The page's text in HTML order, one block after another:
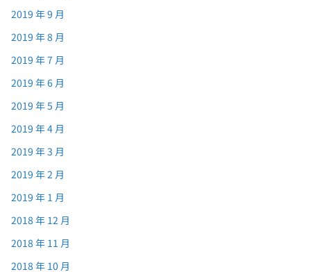
2019 年 9 月
2019 年 8 月
2019 年 7 月
2019 年 6 月
2019 年 5 月
2019 年 4 月
2019 年 3 月
2019 年 2 月
2019 年 1 月
2018 年 12 月
2018 年 11 月
2018 年 10 月